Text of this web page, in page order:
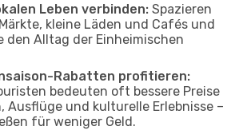
Leben verbinden: Spazieren
kleine Läden und Cafés und
den Alltag der Einheimischen
Rabatten profitieren:
bedeuten oft bessere Preise
Ausflüge und kulturelle Erlebnisse –
für weniger Geld.